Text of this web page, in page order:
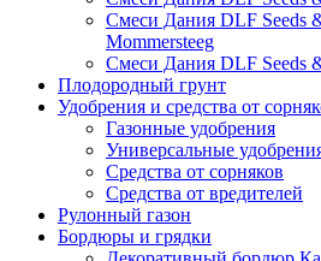
Смеси Дания DLF Seeds
Mommersteeg
Смеси Дания DLF Seeds
Плодородный грунт
Удобрения и средства от
Газонные удобрения
Универсальные
Средства от сорняков
Средства от вредителей
Рулонный газон
Бордюры и грядки